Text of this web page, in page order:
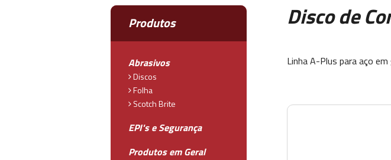
Produtos
Abrasivos
Discos
Folha
Scotch Brite
EPI's e Segurança
Produtos em Geral
Disco de
Linha A-Plus para aço